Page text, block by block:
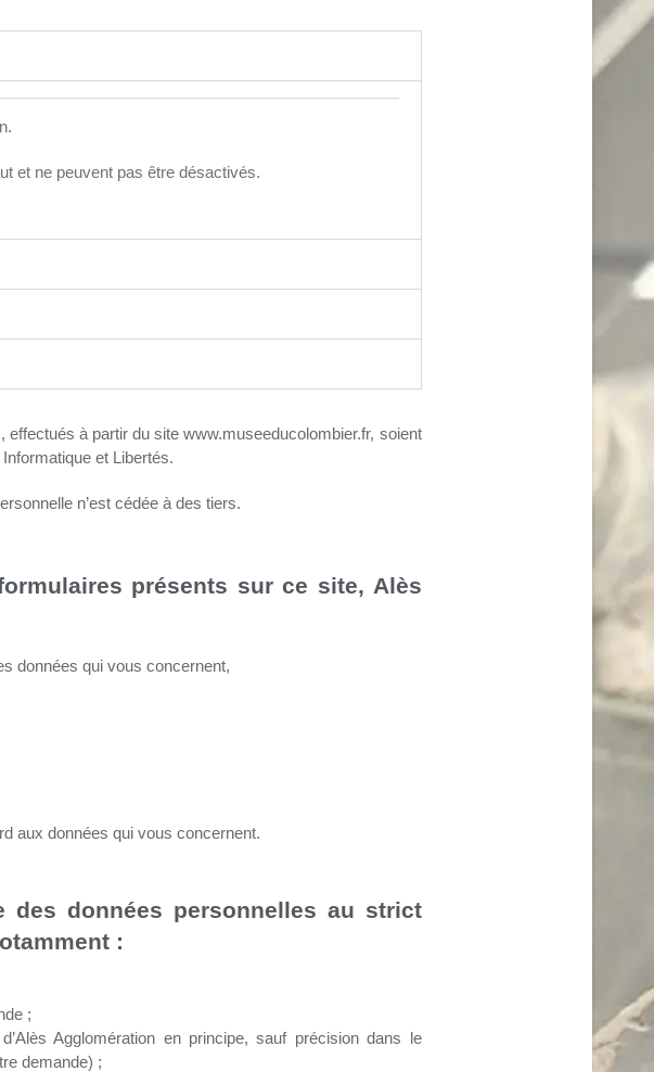
et ne peuvent pas être désactivés.
à partir du site www.museeducolombier.fr, soient
et Libertés.
n’est cédée à des tiers.
présents sur ce site, Alès
données qui vous concernent,
aux données qui vous concernent.
des données personnelles au strict
:
;
Agglomération en principe, sauf précision dans le
demande) ;